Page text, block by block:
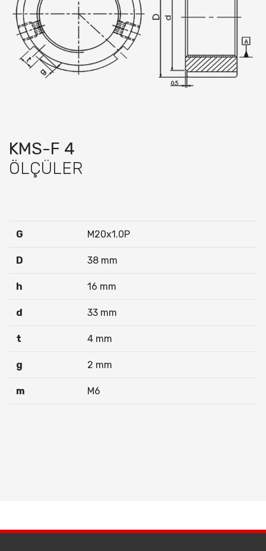
KMS-F 4
ÖLÇÜLER
G M20x1.0P
D 38 mm
h 16 mm
d 33 mm
t 4 mm
g 2 mm
m M6